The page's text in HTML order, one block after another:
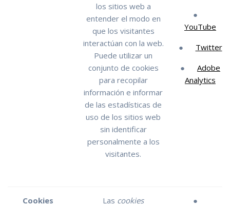
los sitios web a
entender el modo en
que los visitantes
interactúan con la web.
Puede utilizar un
conjunto de cookies
para recopilar
información e informar
de las estadísticas de
uso de los sitios web
sin identificar
personalmente a los
visitantes.
●
YouTube
● Twitter
● Adobe
Analytics
Cookies
Las cookies
●